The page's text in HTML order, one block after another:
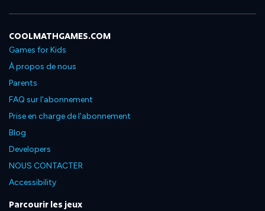
COOLMATHGAMES.COM
Games for Kids
À propos de nous
Parents
FAQ sur l'abonnement
Prise en charge de l'abonnement
Blog
Developers
NOUS CONTACTER
Accessibility
Parcourir les jeux